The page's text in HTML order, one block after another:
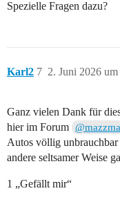
Spezielle Fragen dazu?
Karl2 2. Juni 2026
7
Ganz vielen Dank für
hier im Forum
Autos völlig unbrauchbar
andere seltsamer Weise
1 „Gefällt mir“